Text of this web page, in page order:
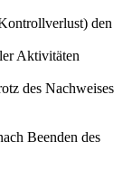
den
Aktivitäten
des Nachweises
Beenden des